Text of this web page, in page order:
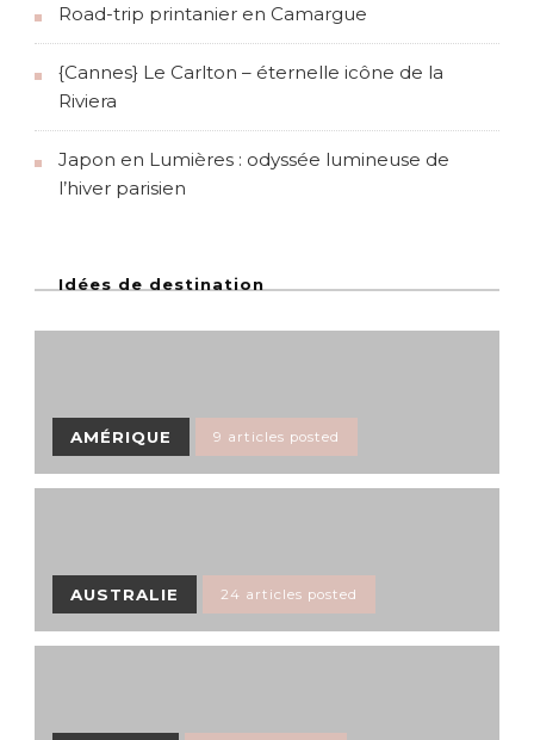
Road-trip printanier en Camargue
{Cannes} Le Carlton – éternelle icône de la
Riviera
Japon en Lumières : odyssée lumineuse de
l’hiver parisien
Idées de destination
AMÉRIQUE 9 articles posted
AUSTRALIE 24 articles posted